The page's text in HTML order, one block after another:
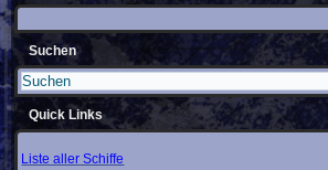
Suchen
Quick Links
Liste aller Schiffe